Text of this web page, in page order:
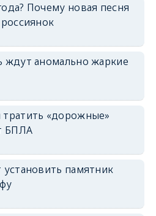
Почему новая песня
ждут аномально жаркие
«дорожные»
БПЛА
памятник